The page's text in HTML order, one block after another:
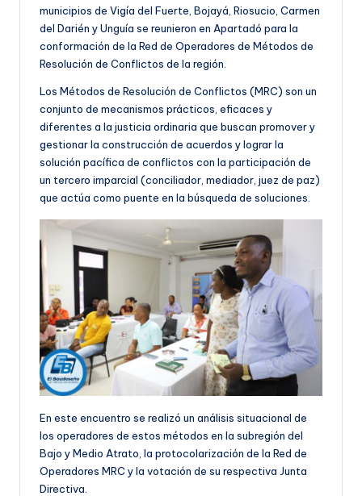
municipios de Vigía del Fuerte, Bojayá, Riosucio, Carmen
del Darién y Unguía se reunieron en Apartadó para la
conformación de la Red de Operadores de Métodos de
Resolución de Conflictos de la región.
Los Métodos de Resolución de Conflictos (MRC) son un
conjunto de mecanismos prácticos, eficaces y
diferentes a la justicia ordinaria que buscan promover y
gestionar la construcción de acuerdos y lograr la
solución pacífica de conflictos con la participación de
un tercero imparcial (conciliador, mediador, juez de paz)
que actúa como puente en la búsqueda de soluciones.
En este encuentro se realizó un análisis situacional de
los operadores de estos métodos en la subregión del
Bajo y Medio Atrato, la protocolarización de la Red de
Operadores MRC y la votación de su respectiva Junta
Directiva.